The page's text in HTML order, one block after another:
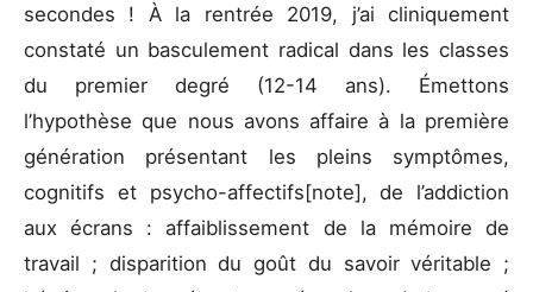
secondes ! À la rentrée 2019, j’ai cliniquement
constaté un basculement radical dans les classes
du premier degré (12-14 ans). Émettons
l’hypothèse que nous avons affaire à la première
génération présentant les pleins symptômes,
cognitifs et psycho-affectifs[note], de l’addiction
aux écrans : affaiblissement de la mémoire de
travail ; disparition du goût du savoir véritable ;